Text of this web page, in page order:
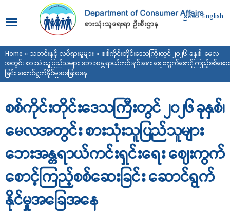
main
content
မြန်မာ English
You are here
Home » သတင်းနှင့် လှုပ်ရှားမှုများ» စစ်ကိုင်းတိုင်းဒေသကြီးတွင် ၂၀၂၆ ခုနှစ်၊ မေလ
အတွင်း စားသုံးသူပြည်သူများ ဘေးအန္တရာယ်ကင်းရှင်းရေး ဈေးကွက်စောင့်ကြည့်စစ်ဆေး
ခြင်း ဆောင်ရွက်နိုင်မှုအခြေအနေ
စစ်ကိုင်းတိုင်းဒေသကြီးတွင် ၂၀၂၆ ခုနှစ်၊
မေလအတွင်း စားသုံးသူပြည်သူများ
ဘေးအန္တရာယ်ကင်းရှင်းရေး ဈေးကွက်
စောင့်ကြည့်စစ်ဆေးခြင်း ဆောင်ရွက်
နိုင်မှုအခြေအနေ